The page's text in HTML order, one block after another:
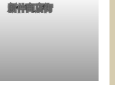
新仲商店街